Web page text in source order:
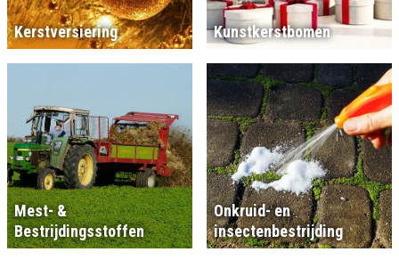
Kerstversiering Kunstkerstbomen
Mest- &
Bestrijdingsstoffen
Onkruid- en
insectenbestrijding